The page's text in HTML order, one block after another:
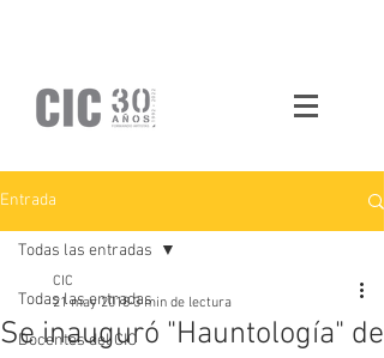
Entrada
Todas las entradas
Docentes del CIC
Todas las entradas
Se inauguró "Hauntología" de
CIC
21 may 2018 3 min de lectura